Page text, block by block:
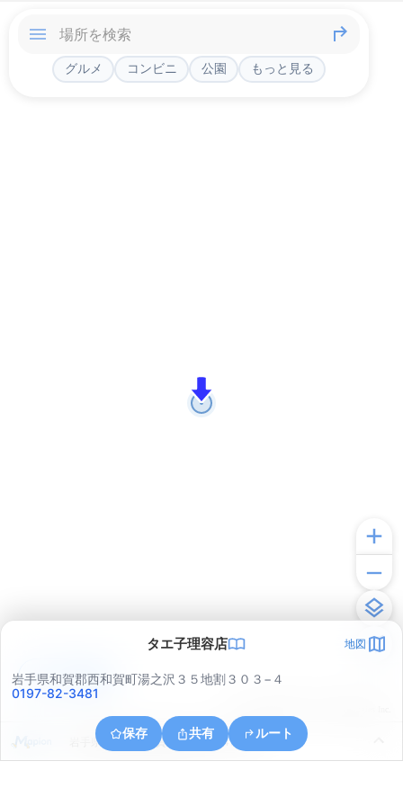
グルメ コンビニ 公園 もっと見る
タエ子理容店 地図
岩手県和賀郡西和賀町湯之沢３５地割３０３−４
0197-82-3481
保存 共有 ルート
岩手県和賀郡西和賀町間木野２４地割
アプリで見る